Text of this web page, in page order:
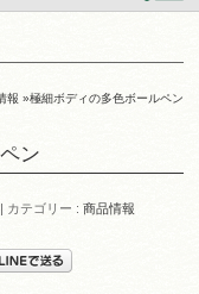
報 »極細ボディの多色ボールペン
ン
カテゴリー :商品情報